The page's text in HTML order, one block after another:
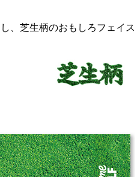
、芝生柄のおもしろフェイス